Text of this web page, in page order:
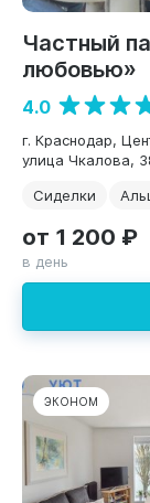
Частный
любовью»
4.0
г. Краснодар,
улица Чкалова,
Сиделки
от 1 200 ₽
в день
ЭКОНОМ